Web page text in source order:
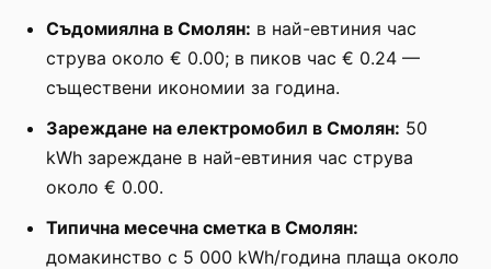
Съдомиялна в Смолян: в най-евтиния час
струва около € 0.00; в пиков час € 0.24 —
съществени икономии за година.
Зареждане на електромобил в Смолян: 50
kWh зареждане в най-евтиния час струва
около € 0.00.
Типична месечна сметка в Смолян:
домакинство с 5 000 kWh/година плаща около